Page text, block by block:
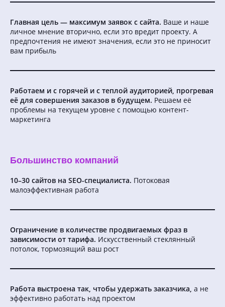
Главная цель — максимум заявок с сайта. Ваше и наше
личное мнение вторично, если это вредит проекту. А
предпочтения не имеют значения, если это не приносит
вам прибыль
Работаем и с горячей и с теплой аудиторией, прогревая
её для совершения заказов в будущем. Решаем её
проблемы на текущем уровне с помощью контент-
маркетинга
Большинство компаний
10–30 сайтов на SEO-специалиста. Потоковая
малоэффективная работа
Ограничение в количестве продвигаемых фраз в
зависимости от тарифа. Искусственный стеклянный
потолок, тормозящий ваш рост
Работа выстроена так, чтобы удержать заказчика, а не
эффективно работать над проектом